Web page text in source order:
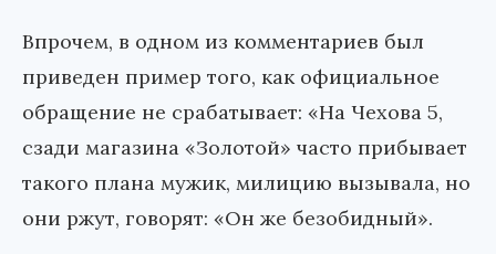
Впрочем, в одном из комментариев был
приведен пример того, как официальное
обращение не срабатывает: «На Чехова 5,
сзади магазина «Золотой» часто прибывает
такого плана мужик, милицию вызывала, но
они ржут, говорят: «Он же безобидный».